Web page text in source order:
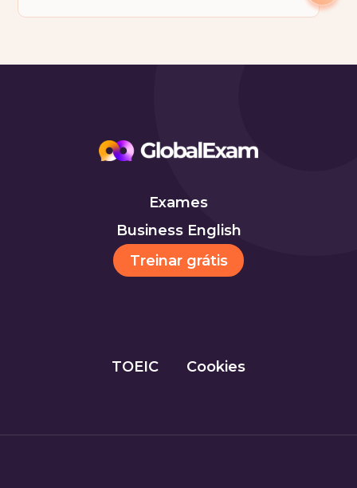
Exames
Business English
Treinar grátis
TOEIC Cookies